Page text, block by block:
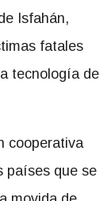
Isfahán,
fatales
tecnología de
cooperativa
países que se